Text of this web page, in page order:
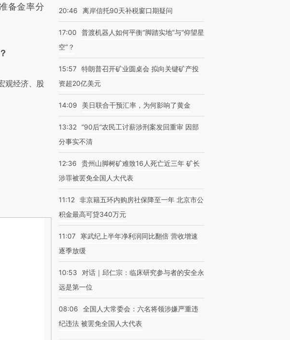
备金率分
观经济、股
20:46 离岸信托90天补税窗口期疑问
17:00
普渡机器人如何平衡“脚踏实地”与“仰望星
空”？
15:57 特朗普召开矿业圆桌会 拟向关键矿产投
资超20亿美元
14:09 美日联合干预汇率，为何影响了黄金
13:32 “90后”农民工讨薪涉刑案发回重审 因部
分事实不清
12:36
贵州山脚树矿难致16人死亡近三年 矿长
涉罪被罢免全国人大代表
11:12 非京籍五环内购房社保降至一年 北京市公
积金最高可贷340万元
11:07
寒武纪上半年净利润同比翻倍 营收增速
逐季放缓
10:53
对话｜邱仁宗：临床研究参与者的安全永
远是第一位
08:06
全国人大常委会：六名将领涉嫌严重违
纪违法 被罢免全国人大代表